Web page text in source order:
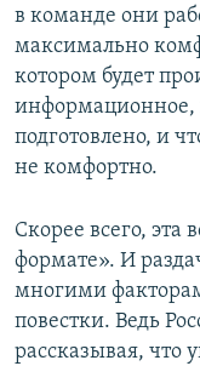
в команде они
максимально
котором будет
информационное,
подготовлено, и
не комфортно.
Скорее всего, эта
формате». И
многими
повестки. Ведь
рассказывая, что